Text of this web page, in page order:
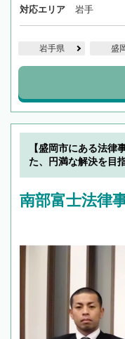
対応エリア 岩手
岩手県 盛
【盛岡市にある法律
た、円満な解決を目
南部富士法律